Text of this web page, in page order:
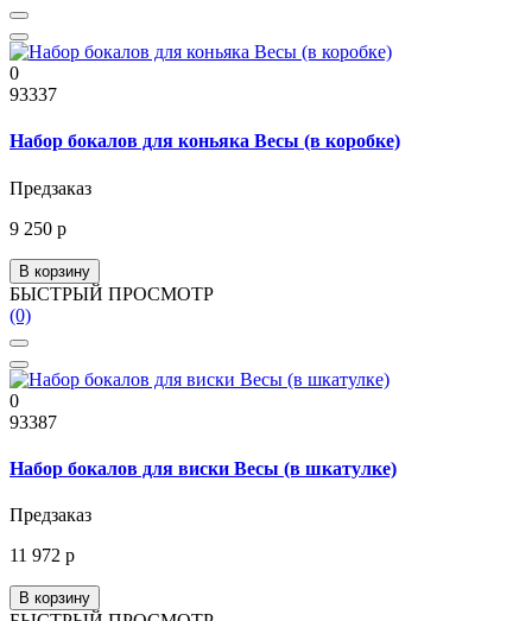
0
93337
Набор бокалов для коньяка Весы (в коробке)
Предзаказ
9 250 р
В корзину
БЫСТРЫЙ ПРОСМОТР
(0)
0
93387
Набор бокалов для виски Весы (в шкатулке)
Предзаказ
11 972 р
В корзину